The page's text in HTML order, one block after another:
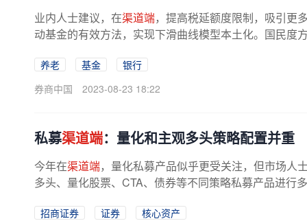
业内人士建议，在渠道端，提高税延额度限制，吸引更
动基金的有效方法，实现下滑曲线模型本土化。国民度
养老 基金
银行
券商中国
2023-08-23 18:22
私募渠道端：量化和主观多头策略配置并重
今年在渠道端，量化私募产品似乎更受关注，但市场人
多头、量化股票、CTA、债券等不同策略私募产品进行
招商证券 证券
核心资产